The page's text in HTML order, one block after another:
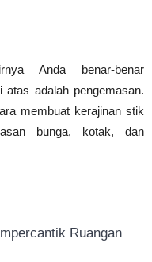
Anda benar-benar
atas adalah pengemasan.
membuat kerajinan stik
bunga, kotak, dan
Ruangan